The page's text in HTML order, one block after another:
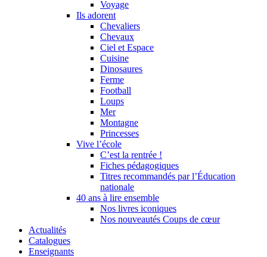
Voyage
Ils adorent
Chevaliers
Chevaux
Ciel et Espace
Cuisine
Dinosaures
Ferme
Football
Loups
Mer
Montagne
Princesses
Vive l’école
C’est la rentrée !
Fiches pédagogiques
Titres recommandés par l’Éducation
nationale
40 ans à lire ensemble
Nos livres iconiques
Nos nouveautés Coups de cœur
Actualités
Catalogues
Enseignants